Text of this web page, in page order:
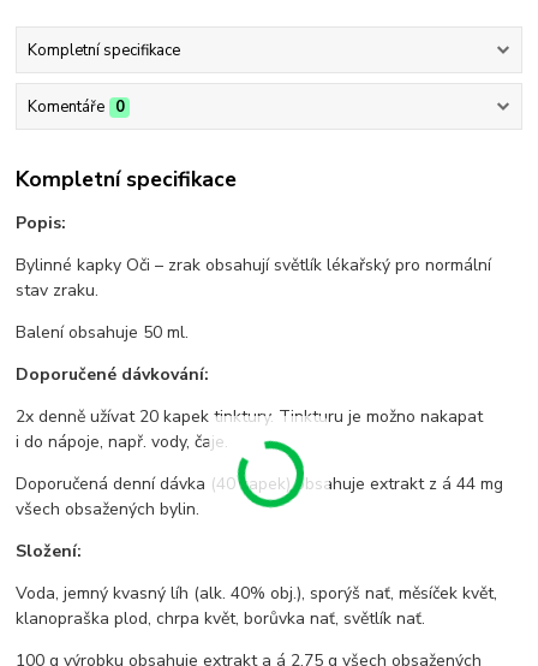
Kompletní specifikace
Komentáře 0
Kompletní specifikace
Popis:
Bylinné kapky Oči – zrak obsahují světlík lékařský pro normální
stav zraku.
Balení obsahuje 50 ml.
Doporučené dávkování:
2x denně užívat 20 kapek tinktury. Tinkturu je možno nakapat
i do nápoje, např. vody, čaje.
Doporučená denní dávka (40 kapek) obsahuje extrakt z á 44 mg
všech obsažených bylin.
Složení:
Voda, jemný kvasný líh (alk. 40% obj.), sporýš nať, měsíček květ,
klanopraška plod, chrpa květ, borůvka nať, světlík nať.
100 g výrobku obsahuje extrakt a á 2,75 g všech obsažených